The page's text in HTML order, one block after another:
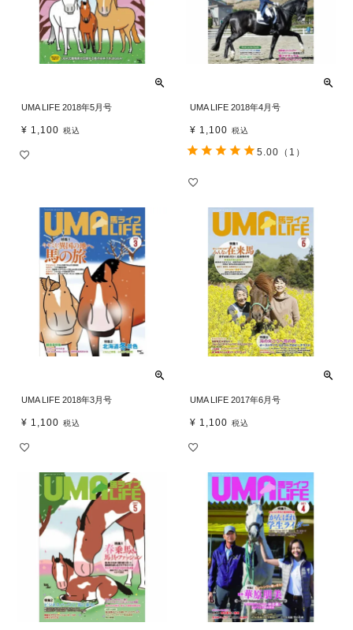
UMA LIFE 2018年5月号
¥ 1,100 税込
UMA LIFE 2018年4月号
¥ 1,100 税込
5.00 （1）
UMA LIFE 2018年3月号
¥ 1,100 税込
UMA LIFE 2017年6月号
¥ 1,100 税込